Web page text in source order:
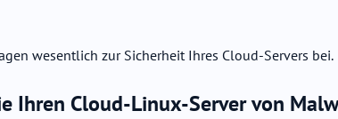
wesentlich zur Sicherheit Ihres Cloud-Servers bei.
Ihren Cloud-Linux-Server von